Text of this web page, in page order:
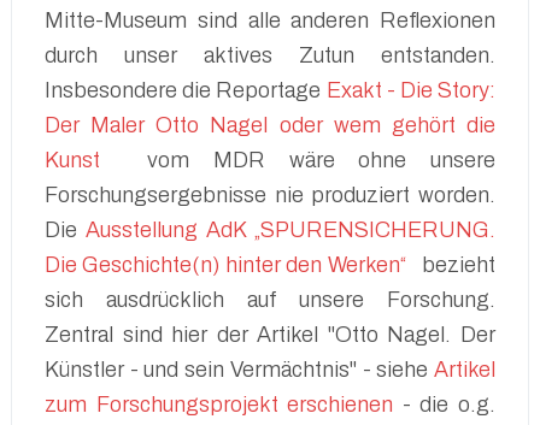
Mitte-Museum sind alle anderen Reflexionen
durch unser aktives Zutun entstanden.
Insbesondere die Reportage Exakt - Die Story:
Der Maler Otto Nagel oder wem gehört die
Kunst
vom MDR wäre ohne unsere
Forschungsergebnisse nie produziert worden.
Die Ausstellung AdK „SPURENSICHERUNG.
Die Geschichte(n) hinter den Werken“
bezieht
sich ausdrücklich auf unsere Forschung.
Zentral sind hier der Artikel "Otto Nagel. Der
Künstler - und sein Vermächtnis" - siehe Artikel
zum Forschungsprojekt erschienen - die o.g.